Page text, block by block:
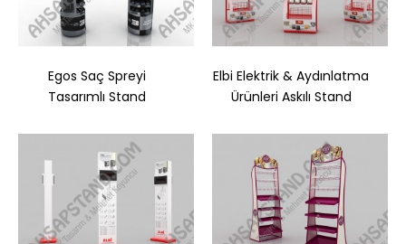
Sepete Ekle
Egos Saç Spreyi
Tasarımlı Stand
Elbi Elektrik & Aydınlatma
Ürünleri Askılı Stand